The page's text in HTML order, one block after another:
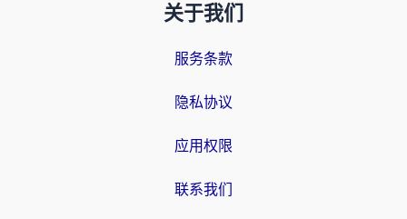
关于我们
服务条款
隐私协议
应用权限
联系我们